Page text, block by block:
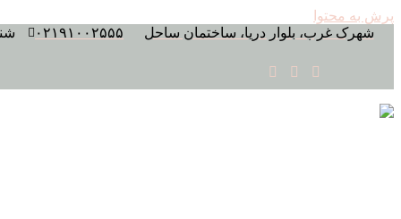
پرش به محتوا
شهرک غرب، بلوار دریا، ساختمان ساحل
۰۲۱۹۱۰۰۲۵۵۵